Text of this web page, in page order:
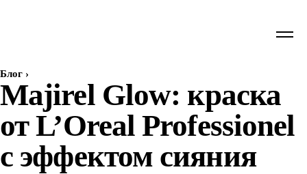
Блог ›
Majirel Glow: краска
от L’Oreal Professionel
с эффектом сияния